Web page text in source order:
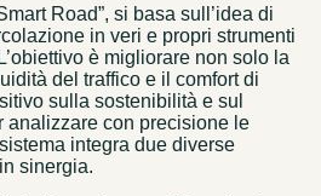
Road”, si basa sull’idea di
in veri e propri strumenti
è migliorare non solo la
del traffico e il comfort di
sulla sostenibilità e sul
analizzare con precisione le
integra due diverse
sinergia.